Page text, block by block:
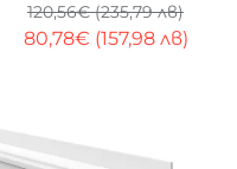
| За извити LED линии
80,78€ (157,98 лв)
120,56€ (235,79 лв)